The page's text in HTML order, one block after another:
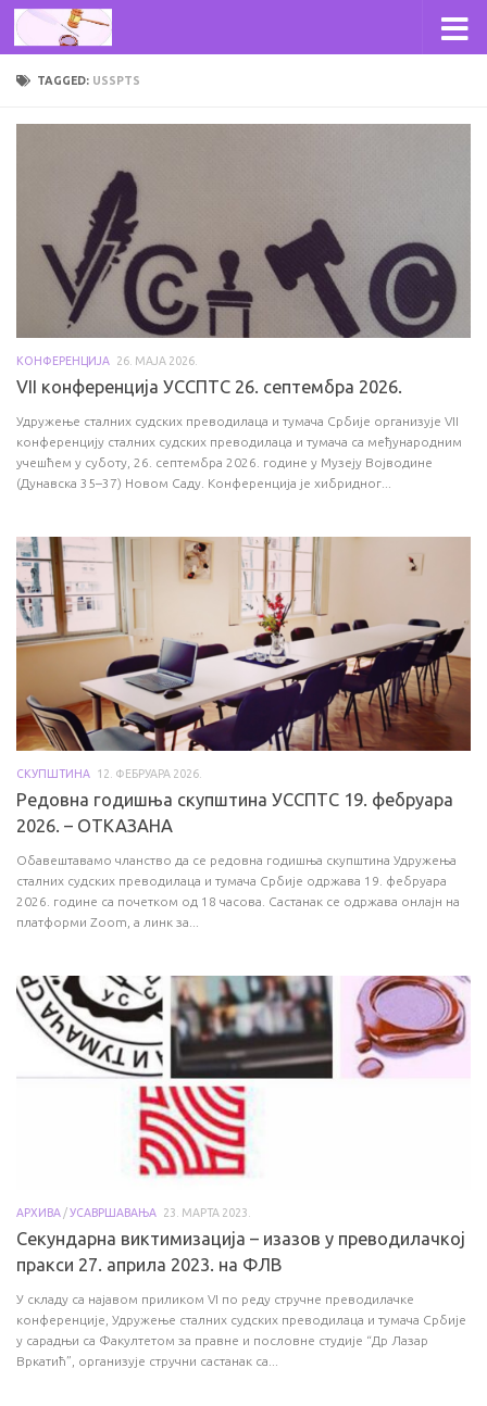
Skip to content
TAGGED: USSPTS
КОНФЕРЕНЦИЈА 26. МАЈА 2026.
VII конференција УССПТС 26. септембра 2026.
Удружење сталних судских преводилаца и тумача Србије организује VII
конференцију сталних судских преводилаца и тумача са међународним
учешћем у суботу, 26. септембра 2026. године у Музеју Војводине
(Дунавска 35–37) Новом Саду. Конференција је хибридног...
СКУПШТИНА 12. ФЕБРУАРА 2026.
Редовна годишња скупштина УССПТС 19. фебруара
2026. – ОТКАЗАНА
Обавештавамо чланство да се редовна годишња скупштина Удружења
сталних судских преводилаца и тумача Србије одржава 19. фебруара
2026. године са почетком од 18 часова. Састанак се одржава онлајн на
платформи Zoom, а линк за...
АРХИВА /УСАВРШАВАЊА 23. МАРТА 2023.
Секундарна виктимизација – изазов у преводилачкој
пракси 27. априла 2023. на ФЛВ
У складу са најавом приликом VI по реду стручне преводилачке
конференције, Удружење сталних судских преводилаца и тумача Србије
у сарадњи са Факултетом за правне и пословне студије “Др Лазар
Вркатић”, организује стручни састанак са...